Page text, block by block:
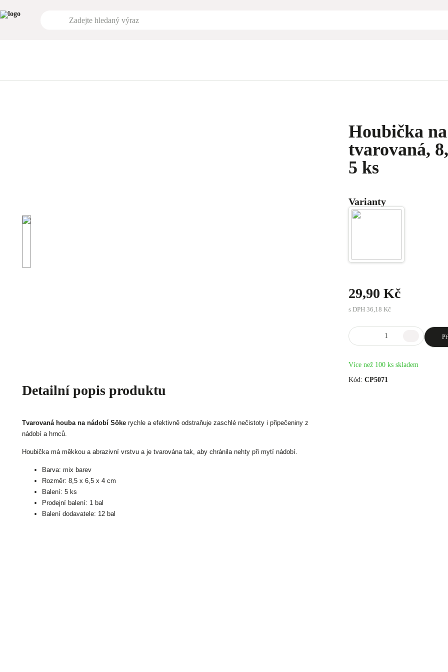
Detailní popis produktu
Tvarovaná houba na nádobí Söke rychle a efektivně odstraňuje zaschlé nečistoty i připečeniny z
nádobí a hrnců.
Houbička má měkkou a abrazivní vrstvu a je tvarována tak, aby chránila nehty při mytí nádobí.
Barva: mix barev
Rozměr: 8,5 x 6,5 x 4 cm
Balení: 5 ks
Prodejní balení: 1 bal
Balení dodavatele: 12 bal
Houbička
tvarovaná,
5 ks
Varianty
29,90 Kč
s DPH 36,18 Kč
Více než 100 ks skladem
Kód: CP5071